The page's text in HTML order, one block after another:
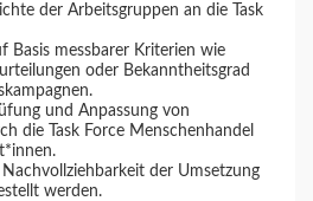
der Arbeitsgruppen an die Task
Basis messbarer Kriterien wie
oder Bekanntheitsgrad
und Anpassung von
die Task Force Menschenhandel
Nachvollziehbarkeit der Umsetzung
werden.